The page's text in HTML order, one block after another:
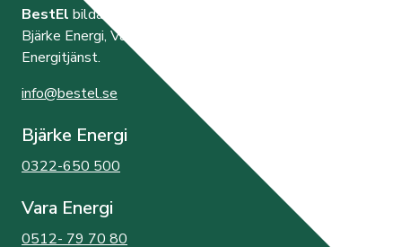
BestEl bildades år 2000 av de tre elnätsföretagen
Bjärke Energi, Vara Energi samt Västra Orusts
Energitjänst.
info@bestel.se
Bjärke Energi
0322-650 500
Vara Energi
0512- 79 70 80